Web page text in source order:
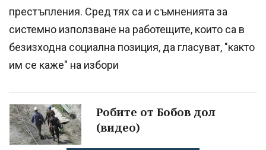
престъпления. Сред тях са и съмненията за
системно използване на работещите, които са в
безизходна социална позиция, да гласуват, "както
им се каже" на избори
Робите от Бобов дол
(видео)